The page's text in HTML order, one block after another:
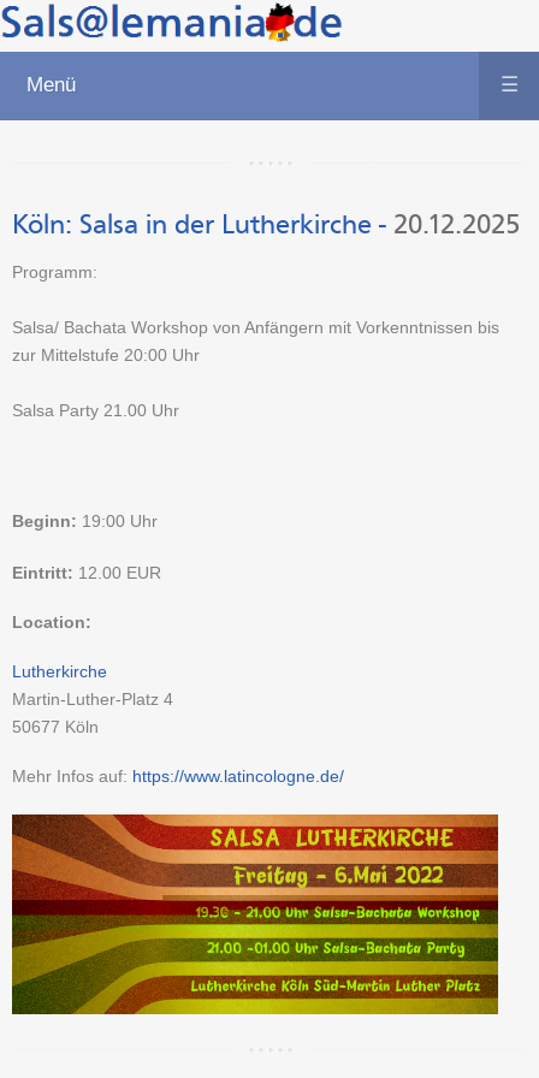
Menü ☰
Köln: Salsa in der Lutherkirche - 20.12.2025
Programm:
Salsa/ Bachata Workshop von Anfängern mit Vorkenntnissen bis
zur Mittelstufe 20:00 Uhr
Salsa Party 21.00 Uhr
Beginn: 19:00 Uhr
Eintritt: 12.00 EUR
Location:
Lutherkirche
Martin-Luther-Platz 4
50677 Köln
Mehr Infos auf: https://www.latincologne.de/